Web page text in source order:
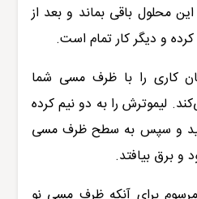
محلول باقی بماند و بعد از
و دیگر کار تمام است.
کاری را با ظرف مسی شما
لیموترش را به دو نیم کرده
و سپس به سطح ظرف مسی
و برق بیافتد.